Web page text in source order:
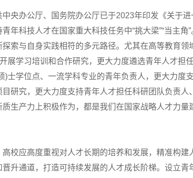
办公厅、国务院办公厅已于2023年印发《关于进
年科技人才在国家重大科技任务中“挑大梁”“当主角”
索与自身实践相符的多元路径。尤其在高等教育领
展学习培训和合作研究，更大力度遴选青年人才担
士学位点、一流学科专业的青年负责人，更大力度
研究，更大力度支持青年人才担任科研团队负责人
生产力上积极作为，都是我们在国家战略人才力量
应高度重视对人才长期的培养和发展，精准构建
升通道，打造可持续发展的人才成长阶梯。设立青